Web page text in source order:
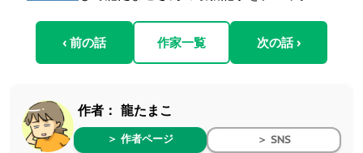
‹ 前の話 作家一覧 次の話 ›
作者： 龍たまこ
＞ 作者ページ ＞ SNS